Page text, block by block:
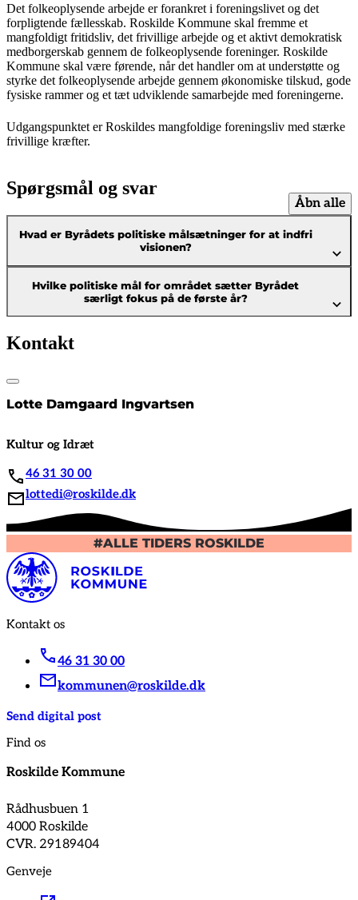
Det folkeoplysende arbejde er forankret i foreningslivet og det
forpligtende fællesskab. Roskilde Kommune skal fremme et
mangfoldigt fritidsliv, det frivillige arbejde og et aktivt demokratisk
medborgerskab gennem de folkeoplysende foreninger. Roskilde
Kommune skal være førende, når det handler om at understøtte og
styrke det folkeoplysende arbejde gennem økonomiske tilskud, gode
fysiske rammer og et tæt udviklende samarbejde med foreningerne.
Udgangspunktet er Roskildes mangfoldige foreningsliv med stærke
frivillige kræfter.
Spørgsmål og svar
Åbn alle
Hvad er Byrådets politiske målsætninger for at indfri
visionen?
Hvilke politiske mål for området sætter Byrådet
særligt fokus på de første år?
Kontakt
Lotte Damgaard Ingvartsen
Kultur og Idræt
46 31 30 00
lottedi@roskilde.dk
#ALLE TIDERS ROSKILDE
Kontakt os
46 31 30 00
kommunen@roskilde.dk
Send digital post
Find os
Roskilde Kommune
Rådhusbuen 1
4000 Roskilde
CVR. 29189404
Genveje